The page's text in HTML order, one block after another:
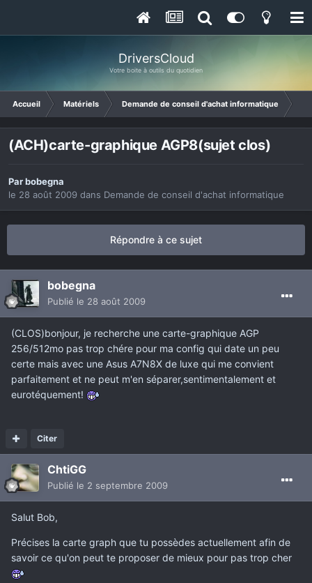
DriversCloud
Votre boite à outils du quotidien
Accueil Matériels Demande de conseil d'achat informatique
(ACH)carte-graphique AGP8(sujet clos)
Parbobegna
le 28 août 2009 dans Demande de conseil d'achat informatique
Répondre à ce sujet
bobegna
Publié le 28 août 2009
(CLOS)bonjour, je recherche une carte-graphique AGP
256/512mo pas trop chére pour ma config qui date un peu
certe mais avec une Asus A7N8X de luxe qui me convient
parfaitement et ne peut m'en séparer,sentimentalement et
eurotéquement!
Citer
ChtiGG
Publié le 2 septembre 2009
Salut Bob,
Précises la carte graph que tu possèdes actuellement afin de
savoir ce qu'on peut te proposer de mieux pour pas trop cher